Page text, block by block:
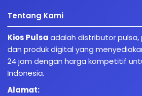
Tentang Kami
Kios Pulsa adalah distributor pulsa,
dan produk digital yang
24 jam dengan harga kompetitif
Indonesia.
Alamat: